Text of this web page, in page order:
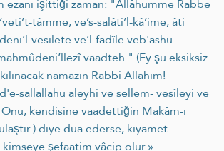
tâmme, ve’s-salâti’l-kâ’ime, âti
vesilete ve’l-fadîle veb'ashu
vaadteh." (Ey şu eksiksiz
namazın Rabbi Allahım!
sallallahu aleyhi ve sellem- vesîleyi ve
kendisine vaadettiğin Makâm-ı
diye dua ederse, kıyamet
şefaatim vâcip olur.»